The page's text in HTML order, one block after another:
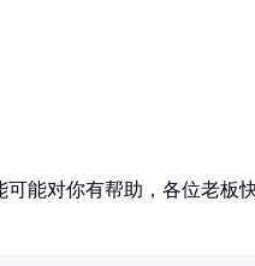
能对你有帮助，各位老板